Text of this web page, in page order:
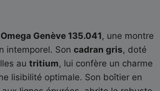
Omega Genève 135.041, une montre
intemporel. Son cadran gris, doté
au tritium, lui confère un charme
lisibilité optimale. Son boîtier en